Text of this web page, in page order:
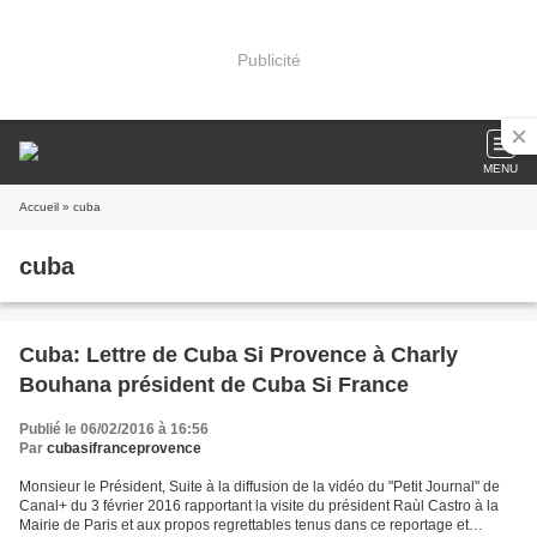
Publicité
MENU
Accueil » cuba
cuba
Cuba: Lettre de Cuba Si Provence à Charly
Bouhana président de Cuba Si France
Publié le 06/02/2016 à 16:56
Par cubasifranceprovence
Monsieur le Président, Suite à la diffusion de la vidéo du "Petit Journal" de
Canal+ du 3 février 2016 rapportant la visite du président Raùl Castro à la
Mairie de Paris et aux propos regrettables tenus dans ce reportage et